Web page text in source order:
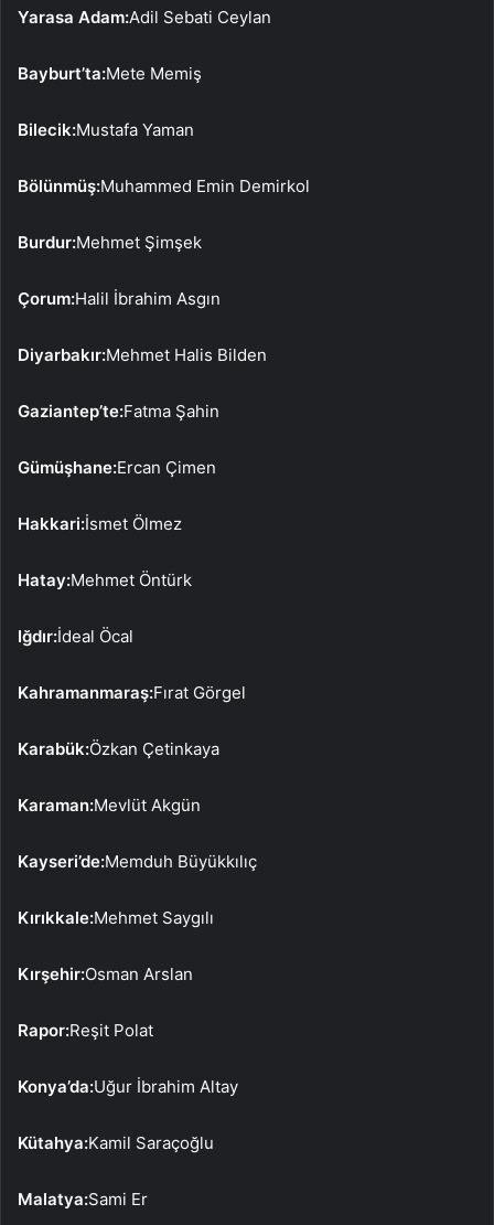
Yarasa Adam:Adil Sebati Ceylan
Bayburt’ta:Mete Memiş
Bilecik:Mustafa Yaman
Bölünmüş:Muhammed Emin Demirkol
Burdur:Mehmet Şimşek
Çorum:Halil İbrahim Asgın
Diyarbakır:Mehmet Halis Bilden
Gaziantep’te:Fatma Şahin
Gümüşhane:Ercan Çimen
Hakkari:İsmet Ölmez
Hatay:Mehmet Öntürk
Iğdır:İdeal Öcal
Kahramanmaraş:Fırat Görgel
Karabük:Özkan Çetinkaya
Karaman:Mevlüt Akgün
Kayseri’de:Memduh Büyükkılıç
Kırıkkale:Mehmet Saygılı
Kırşehir:Osman Arslan
Rapor:Reşit Polat
Konya’da:Uğur İbrahim Altay
Kütahya:Kamil Saraçoğlu
Malatya:Sami Er